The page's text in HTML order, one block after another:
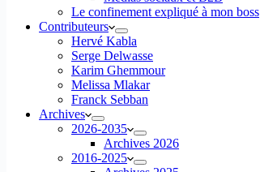
Le confinement expliqué à mon boss
Contributeurs
Hervé Kabla
Serge Delwasse
Karim Ghemmour
Melissa Mlakar
Franck Sebban
Archives
2026-2035
Archives 2026
2016-2025